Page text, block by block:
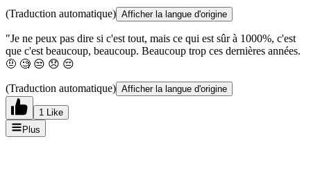
(Traduction automatique) Afficher la langue d'origine
"Je ne peux pas dire si c'est tout, mais ce qui est sûr à 1000%, c'est
que c'est beaucoup, beaucoup. Beaucoup trop ces dernières années.
🤨 🧐 😒 😞 😔
(Traduction automatique) Afficher la langue d'origine
1 Like
Plus